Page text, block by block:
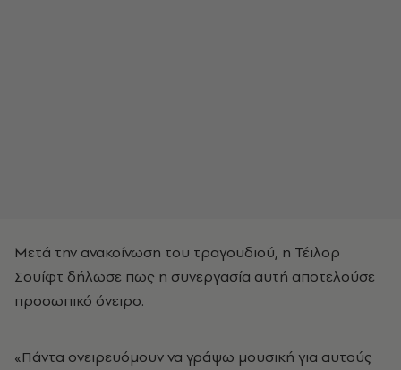
Μετά την ανακοίνωση του τραγουδιού, η Τέιλορ
Σουίφτ δήλωσε πως η συνεργασία αυτή αποτελούσε
προσωπικό όνειρο.
«Πάντα ονειρευόμουν να γράψω μουσική για αυτούς